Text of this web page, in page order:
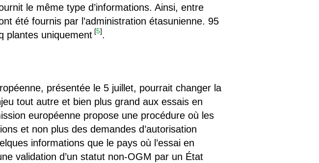
le même type d’informations. Ainsi, entre
été fournis par l’administration étasunienne. 95
plantes uniquement [5].
présentée le 5 juillet, pourrait changer la
tout autre et bien plus grand aux essais en
européenne propose une procédure où les
et non plus des demandes d’autorisation
informations que le pays où l’essai en
validation d’un statut non-OGM par un État